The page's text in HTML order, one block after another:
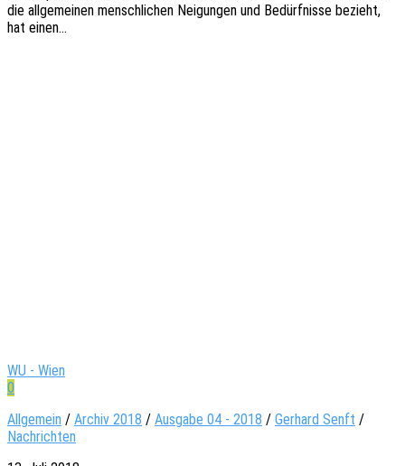
die allge­mei­nen mensch­li­chen Neigun­gen und Bedürf­nis­se bezieht,
hat einen…
WU - Wien
0
Allgemein / Archiv 2018 / Ausgabe 04 - 2018 / Gerhard Senft /
Nachrichten